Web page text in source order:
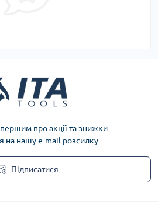
про акції та знижки
на нашу e-mail розсилку
Підписатися